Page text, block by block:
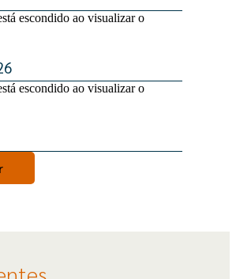
escondido ao visualizar o
escondido ao visualizar o